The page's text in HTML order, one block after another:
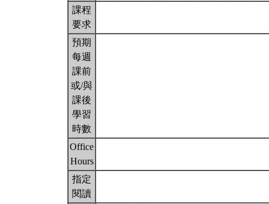
課程
要求
預期
每週
課前
或/與
課後
學習
時數
Office
Hours
指定
閱讀